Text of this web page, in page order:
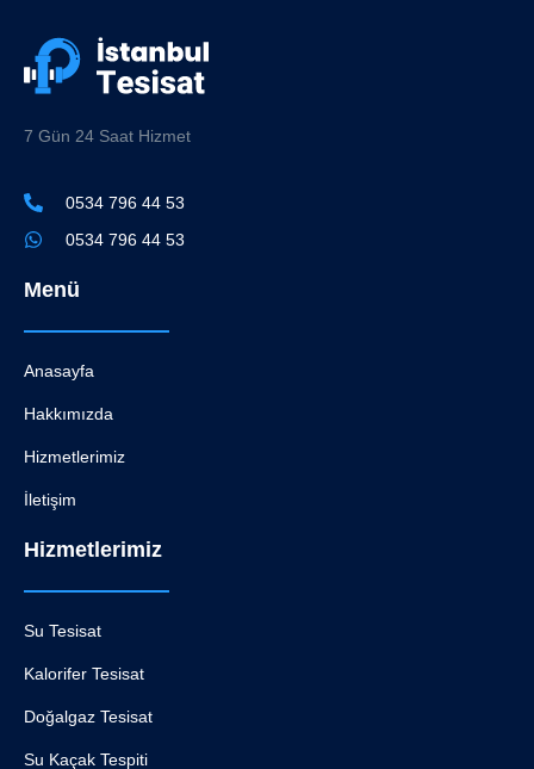
7 Gün 24 Saat Hizmet
0534 796 44 53
0534 796 44 53
Menü
Anasayfa
Hakkımızda
Hizmetlerimiz
İletişim
Hizmetlerimiz
Su Tesisat
Kalorifer Tesisat
Doğalgaz Tesisat
Su Kaçak Tespiti